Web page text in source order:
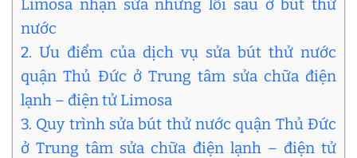
Limosa nhận sửa những lỗi sau ở bút thử
nước
2. Ưu điểm của dịch vụ sửa bút thử nước
quận Thủ Đức ở Trung tâm sửa chữa điện
lạnh – điện tử Limosa
3. Quy trình sửa bút thử nước quận Thủ Đức
ở Trung tâm sửa chữa điện lạnh – điện tử